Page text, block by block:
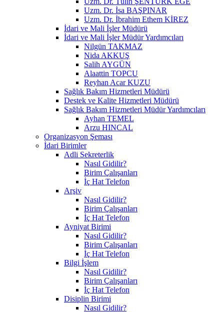
Uzm. Dr. İsa BAŞPINAR
Uzm. Dr. İbrahim Ethem KİREZ
İdari ve Mali İşler Müdürü
İdari ve Mali İşler Müdür Yardımcıları
Nilgün TAKMAZ
Nida AKKUŞ
Salih AYGÜN
Alaattin TOPCU
Reyhan Acar KUZU
Sağlık Bakım Hizmetleri Müdürü
Destek ve Kalite Hizmetleri Müdürü
Sağlık Bakım Hizmetleri Müdür Yardımcıları
Ayhan TEMEL
Arzu HINCAL
Organizasyon Şeması
İdari Birimler
Adli Sekreterlik
Nasıl Gidilir?
Birim Çalışanları
İç Hat Telefon
Arşiv
Nasıl Gidilir?
Birim Çalışanları
İç Hat Telefon
Ayniyat Birimi
Nasıl Gidilir?
Birim Çalışanları
İç Hat Telefon
Bilgi İşlem
Nasıl Gidilir?
Birim Çalışanları
İç Hat Telefon
Disiplin Birimi
Nasıl Gidilir?